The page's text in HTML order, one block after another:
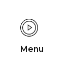
Menu